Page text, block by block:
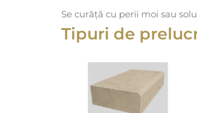
Se curăță cu perii moi sau
Tipuri de